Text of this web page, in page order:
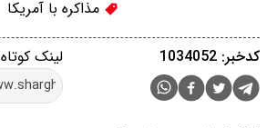
مذاکره با آمریکا
لینک کوتاه کدخبر: 1034052